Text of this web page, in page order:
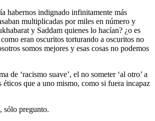
habernos indignado infinitamente más
multiplicadas por miles en número y
y Saddam quienes lo hacían? ¿o es
eran oscuritos torturando a oscuritos no
somos mejores y esas cosas no podemos
de ‘racismo suave’, el no someter ‘al otro’ a
éticos que a uno mismo, como si fuera incapaz
sólo pregunto.